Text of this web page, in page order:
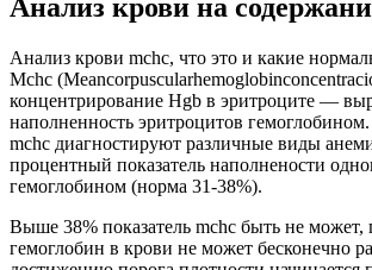
Анализ крови на
Анализ крови mchc, что это и какие
Mchc
концентрирование Hgb в эритроците —
наполненность эритроцитов
mchc диагностируют различные виды
процентный показатель наполнености
гемоглобином (норма 31-38%).
Выше 38% показатель mchc быть не может,
гемоглобин в крови не может бесконечно